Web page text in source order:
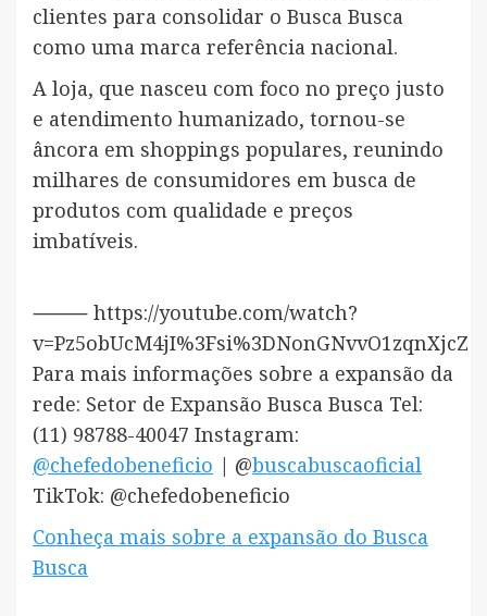
clientes para consolidar o Busca Busca
como uma marca referência nacional.
A loja, que nasceu com foco no preço justo
e atendimento humanizado, tornou-se
âncora em shoppings populares, reunindo
milhares de consumidores em busca de
produtos com qualidade e preços
imbatíveis.
⸻ https://youtube.com/watch?
v=Pz5obUcM4jI%3Fsi%3DNonGNvvO1zqnXjcZ
Para mais informações sobre a expansão da
rede: Setor de Expansão Busca Busca Tel:
(11) 98788-40047 Instagram:
@chefedobeneficio | @buscabuscaoficial
TikTok: @chefedobeneficio
Conheça mais sobre a expansão do Busca
Busca